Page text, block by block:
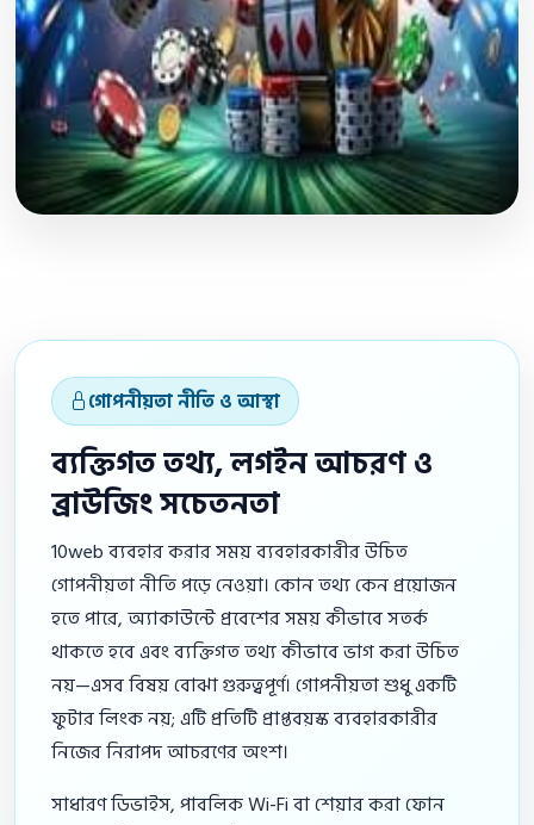
গোপনীয়তা নীতি ও আস্থা
ব্যক্তিগত তথ্য, লগইন আচরণ ও
ব্রাউজিং সচেতনতা
10web ব্যবহার করার সময় ব্যবহারকারীর উচিত
গোপনীয়তা নীতি পড়ে নেওয়া। কোন তথ্য কেন প্রয়োজন
হতে পারে, অ্যাকাউন্টে প্রবেশের সময় কীভাবে সতর্ক
থাকতে হবে এবং ব্যক্তিগত তথ্য কীভাবে ভাগ করা উচিত
নয়—এসব বিষয় বোঝা গুরুত্বপূর্ণ। গোপনীয়তা শুধু একটি
ফুটার লিংক নয়; এটি প্রতিটি প্রাপ্তবয়স্ক ব্যবহারকারীর
নিজের নিরাপদ আচরণের অংশ।
সাধারণ ডিভাইস, পাবলিক Wi-Fi বা শেয়ার করা ফোন